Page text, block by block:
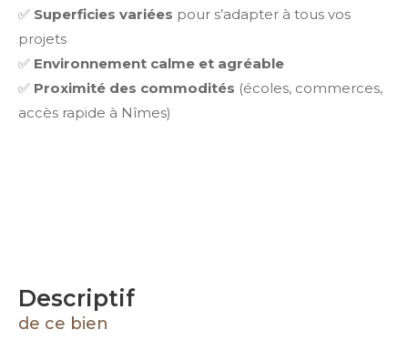
✅ Superficies variées pour s’adapter à tous vos
projets
✅ Environnement calme et agréable
✅ Proximité des commodités (écoles, commerces,
accès rapide à Nîmes)
descriptif
de ce bien